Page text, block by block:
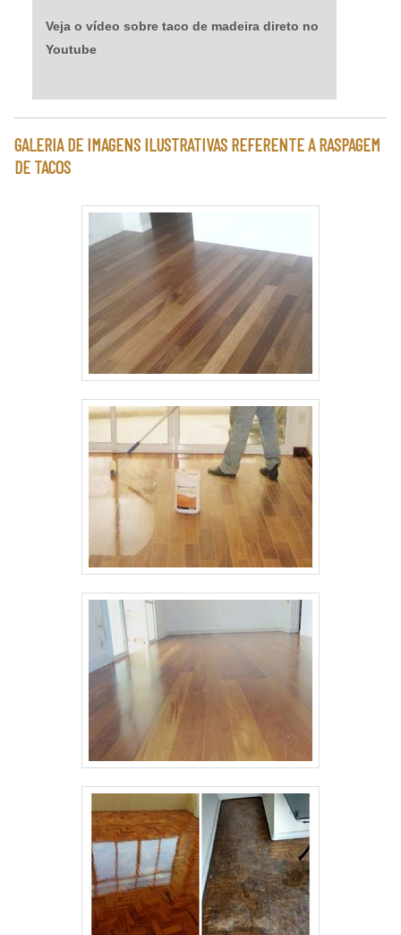
Veja o vídeo sobre taco de madeira direto no
Youtube
GALERIA DE IMAGENS ILUSTRATIVAS REFERENTE A RASPAGEM
DE TACOS